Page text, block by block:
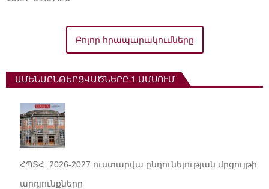
Բոլոր հրապարակումները
ԱՄԵՆԱԸՆԹԵՐՑՎԱԾՆԵՐԸ 1 ԱՄՍՈՒՄ
ՀՊՏՀ. 2026-2027 ուստարվա ընդունելության մրցույթի
արդյունքները